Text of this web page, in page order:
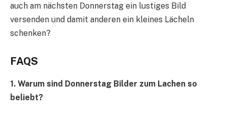
auch am nächsten Donnerstag ein lustiges Bild
versenden und damit anderen ein kleines Lächeln
schenken?
FAQS
1. Warum sind Donnerstag Bilder zum Lachen so
beliebt?